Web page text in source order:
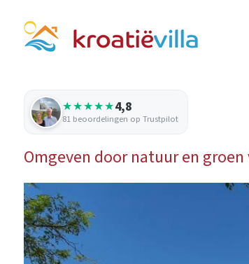
★★★★★4,8
81 beoordelingen op Trustpilot
Omgeven door natuur en